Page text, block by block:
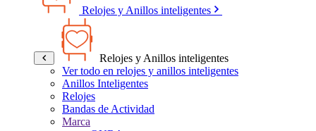
Relojes y Anillos inteligentes
Relojes y Anillos inteligentes
Ver todo en relojes y anillos inteligentes
Anillos Inteligentes
Relojes
Bandas de Actividad
Marca